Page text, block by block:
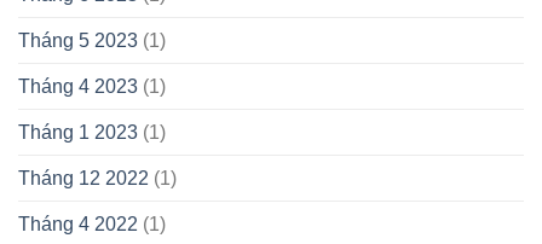
Tháng 5 2023 (1)
Tháng 4 2023 (1)
Tháng 1 2023 (1)
Tháng 12 2022 (1)
Tháng 4 2022 (1)